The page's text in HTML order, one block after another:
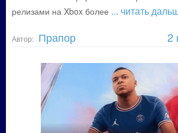
релизами на Xbox более ... читать
Автор: Прапор 2